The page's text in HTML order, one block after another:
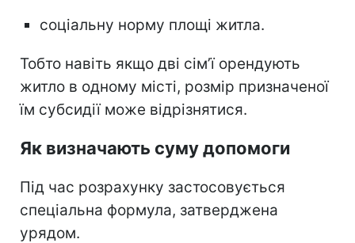
соціальну норму площі житла.
Тобто навіть якщо дві сім’ї орендують
житло в одному місті, розмір призначеної
їм субсидії може відрізнятися.
Як визначають суму допомоги
Під час розрахунку застосовується
спеціальна формула, затверджена
урядом.